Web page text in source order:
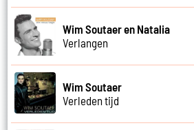
Wim Soutaer en Natalia
Verlangen
Wim Soutaer
Verleden tijd